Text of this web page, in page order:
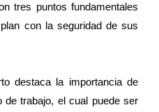
tres puntos fundamentales
con la seguridad de sus
destaca la importancia de
de trabajo, el cual puede ser